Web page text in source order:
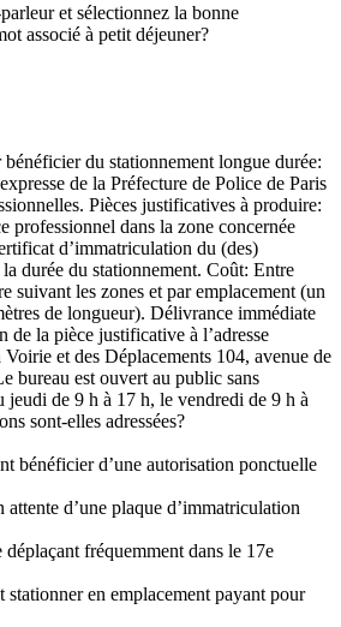
et sélectionnez la bonne
associé à petit déjeuner?
du stationnement longue durée:
de la Préfecture de Police de Paris
Pièces justificatives à produire:
professionnel dans la zone concernée
d’immatriculation du (des)
durée du stationnement. Coût: Entre
suivant les zones et par emplacement (un
de longueur). Délivrance immédiate
de la pièce justificative à l’adresse
et des Déplacements 104, avenue de
bureau est ouvert au public sans
de 9 h à 17 h, le vendredi de 9 h à
sont-elles adressées?
bénéficier d’une autorisation ponctuelle
d’une plaque d’immatriculation
fréquemment dans le 17e
en emplacement payant pour